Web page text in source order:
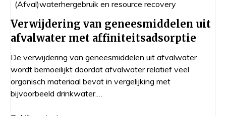
(Afval)waterhergebruik en resource recovery
Verwijdering van geneesmiddelen uit
afvalwater met affiniteitsadsorptie
De verwijdering van geneesmiddelen uit afvalwater
wordt bemoeilijkt doordat afvalwater relatief veel
organisch materiaal bevat in vergelijking met
bijvoorbeeld drinkwater.…